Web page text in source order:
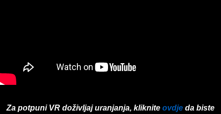
Za potpuni VR doživljaj uranjanja, kliknite ovdje da biste